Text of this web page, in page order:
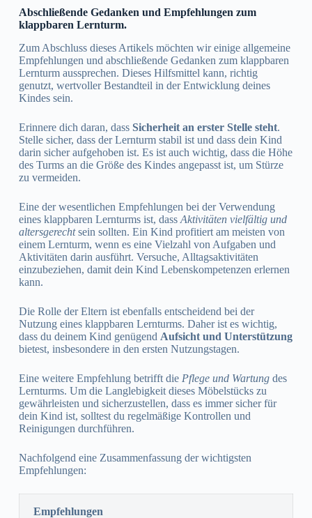
Abschließende Gedanken und Empfehlungen zum
klappbaren Lernturm.
Zum Abschluss dieses Artikels möchten wir einige allgemeine
Empfehlungen und abschließende Gedanken zum klappbaren
Lernturm aussprechen. Dieses Hilfsmittel kann, richtig
genutzt, wertvoller Bestandteil in der Entwicklung deines
Kindes sein.
Erinnere dich daran, dass Sicherheit an erster Stelle steht.
Stelle sicher, dass der Lernturm stabil ist und dass dein Kind
darin sicher aufgehoben ist. Es ist auch wichtig, dass die Höhe
des Turms an die Größe des Kindes angepasst ist, um Stürze
zu vermeiden.
Eine der wesentlichen Empfehlungen bei der Verwendung
eines klappbaren Lernturms ist, dass Aktivitäten vielfältig und
altersgerechtsein sollten. Ein Kind profitiert am meisten von
einem Lernturm, wenn es eine Vielzahl von Aufgaben und
Aktivitäten darin ausführt. Versuche, Alltagsaktivitäten
einzubeziehen, damit dein Kind Lebenskompetenzen erlernen
kann.
Die Rolle der Eltern ist ebenfalls entscheidend bei der
Nutzung eines klappbaren Lernturms. Daher ist es wichtig,
dass du deinem Kind genügend Aufsicht und Unterstützung
bietest, insbesondere in den ersten Nutzungstagen.
Eine weitere Empfehlung betrifft die Pflege und Wartungdes
Lernturms. Um die Langlebigkeit dieses Möbelstücks zu
gewährleisten und sicherzustellen, dass es immer sicher für
dein Kind ist, solltest du regelmäßige Kontrollen und
Reinigungen durchführen.
Nachfolgend eine Zusammenfassung der wichtigsten
Empfehlungen:
Empfehlungen